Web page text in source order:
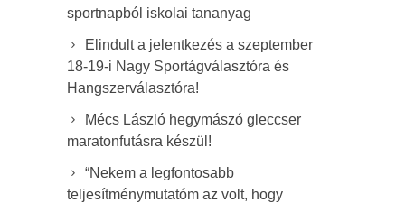
sportnapból iskolai tananyag
Elindult a jelentkezés a szeptember
18-19-i Nagy Sportágválasztóra és
Hangszerválasztóra!
Mécs László hegymászó gleccser
maratonfutásra készül!
“Nekem a legfontosabb
teljesítménymutatóm az volt, hogy